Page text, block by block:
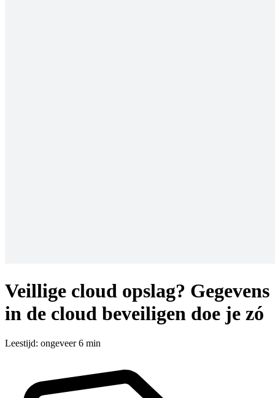
Veillige cloud opslag? Gegevens
in de cloud beveiligen doe je zó
Leestijd: ongeveer 6 min